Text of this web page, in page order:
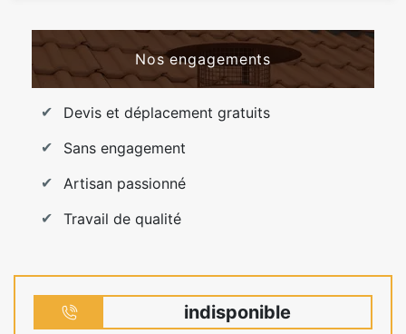
Nos engagements
Devis et déplacement gratuits
Sans engagement
Artisan passionné
Travail de qualité
indisponible